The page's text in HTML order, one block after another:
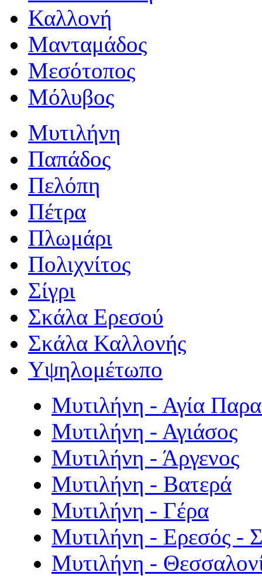
Καλλονή
Μανταμάδος
Μεσότοπος
Μόλυβος
Μυτιλήνη
Παπάδος
Πελόπη
Πέτρα
Πλωμάρι
Πολιχνίτος
Σίγρι
Σκάλα Ερεσού
Σκάλα Καλλονής
Υψηλομέτωπο
Μυτιλήνη - Αγία
Μυτιλήνη - Αγιάσος
Μυτιλήνη - Άργενος
Μυτιλήνη - Βατερά
Μυτιλήνη - Γέρα
Μυτιλήνη - Ερεσός -
Μυτιλήνη -